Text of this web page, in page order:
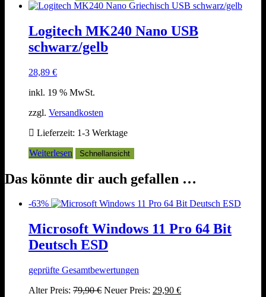
Logitech MK240 Nano USB
schwarz/gelb
28,89 €
inkl. 19 % MwSt.
zzgl. Versandkosten
Lieferzeit: 1-3 Werktage
Weiterlesen
Schnellansicht
Das könnte dir auch gefallen …
-63%
Microsoft Windows 11 Pro 64 Bit
Deutsch ESD
geprüfte Gesamtbewertungen
Alter Preis: 79,90€ Ursprünglicher
Neuer Preis: 29,90 €Aktueller